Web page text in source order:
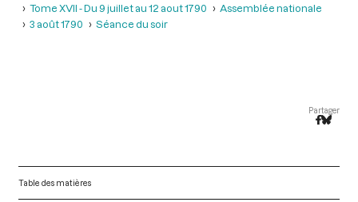
Tome XVII - Du 9 juillet au 12 aout 1790
Assemblée nationale
3 août 1790
Séance du soir
Partager
Table des matières